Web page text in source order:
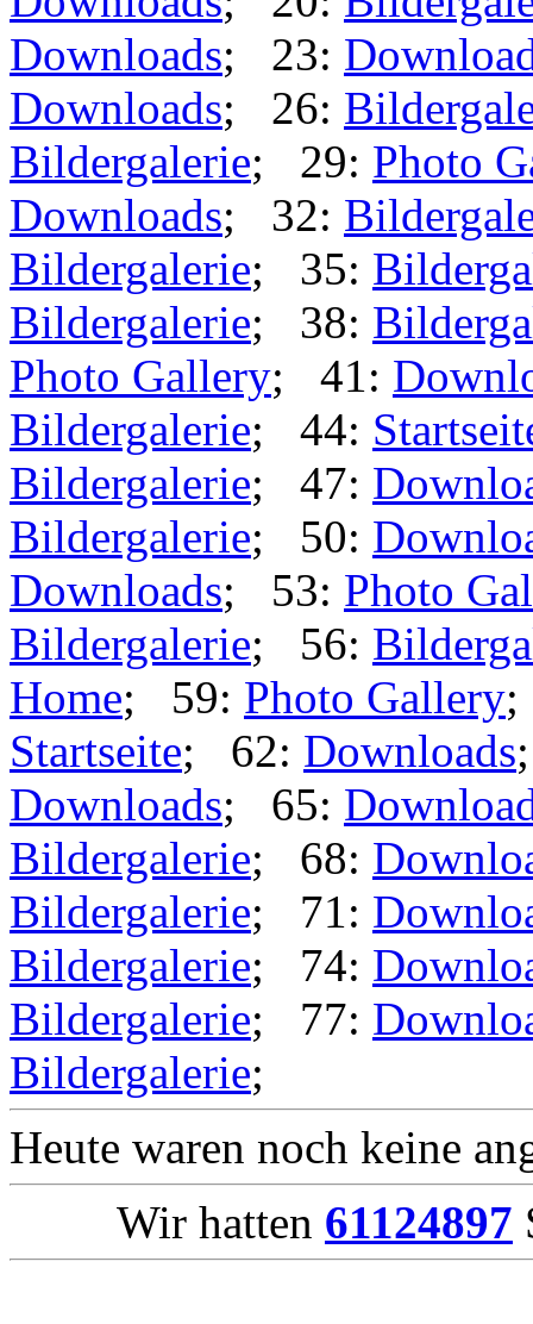
Downloads; 23:
Downloads; 26:
Bildergalerie; 29: Photo
Downloads; 32:
Bildergalerie; 35:
Bildergalerie; 38:
Photo Gallery; 41:
Bildergalerie; 44:
Bildergalerie; 47:
Bildergalerie; 50:
Downloads; 53: Photo
Bildergalerie; 56:
Home; 59: Photo Gallery
Startseite; 62: Downloads
Downloads; 65:
Bildergalerie; 68:
Bildergalerie; 71:
Bildergalerie; 74:
Bildergalerie; 77:
Bildergalerie;
Heute waren noch keine
Wir hatten 61124897